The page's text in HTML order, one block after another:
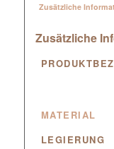
Zusätzliche
Zusätzliche
MATERIAL
LEGIERUNG